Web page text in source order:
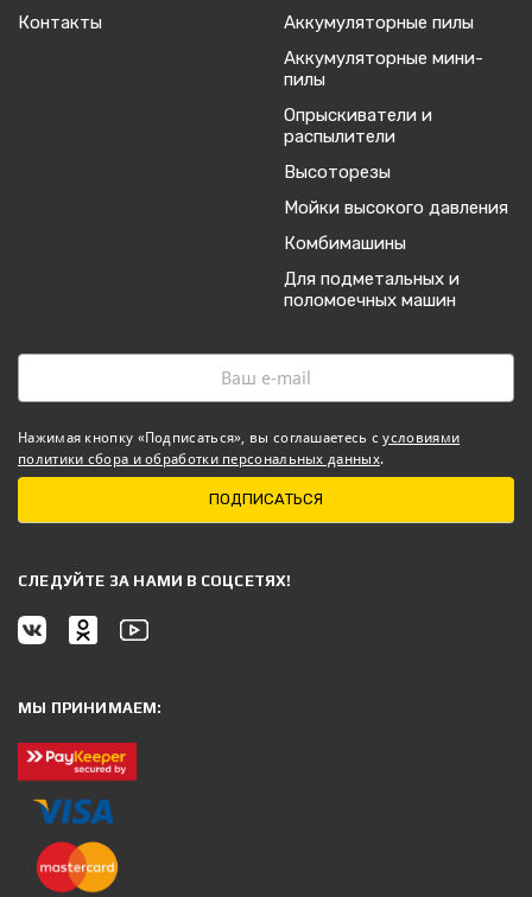
Контакты
Аккумуляторные пилы
Аккумуляторные мини-
пилы
Опрыскиватели и
распылители
Высоторезы
Мойки высокого давления
Комбимашины
Для подметальных и
поломоечных машин
Нажимая кнопку «Подписаться», вы соглашаетесь сусловиями
политики сбора и обработки персональных данных.
ПОДПИСАТЬСЯ
CЛЕДУЙТЕ ЗА НАМИ В СОЦСЕТЯХ!
МЫ ПРИНИМАЕМ: